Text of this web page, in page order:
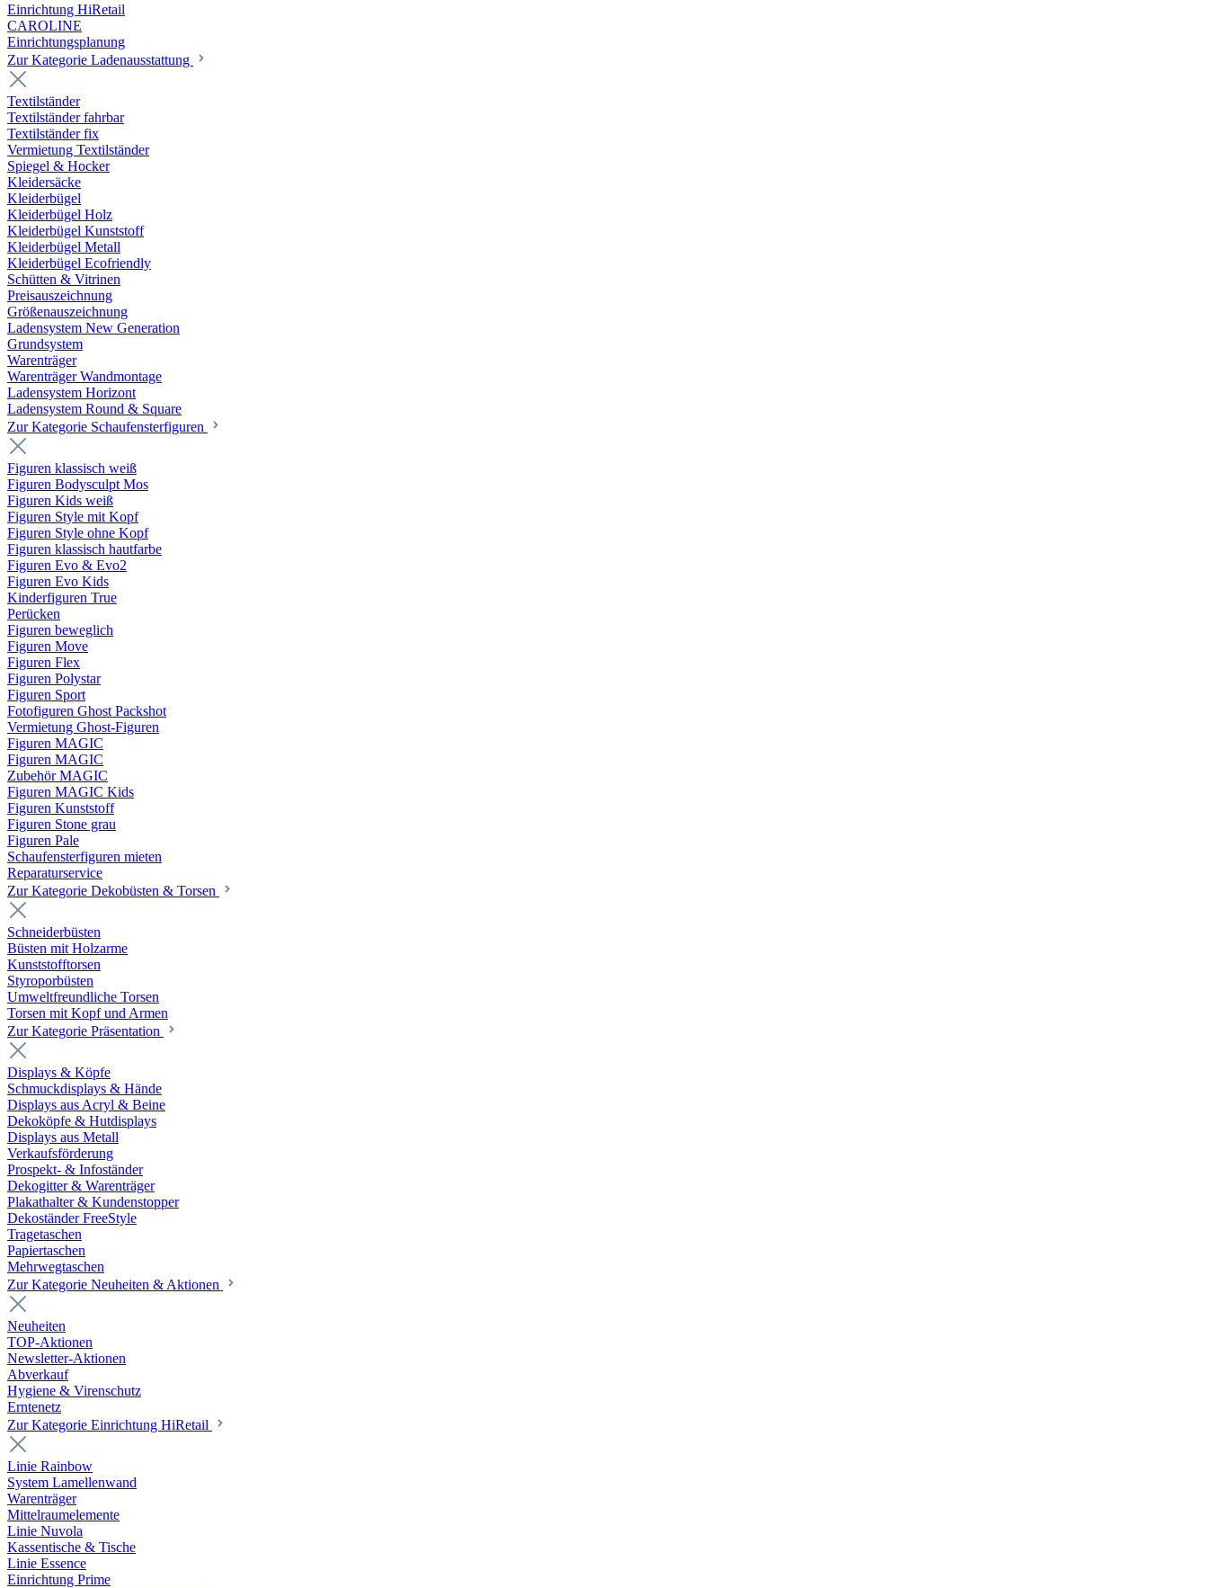
Einrichtung HiRetail
CAROLINE
Einrichtungsplanung
Zur Kategorie Laden­ausstattung
Textilständer
Textilständer fahrbar
Textilständer fix
Vermietung Textilständer
Spiegel & Hocker
Kleidersäcke
Kleiderbügel
Kleiderbügel Holz
Kleiderbügel Kunststoff
Kleiderbügel Metall
Kleiderbügel Ecofriendly
Schütten & Vitrinen
Preisauszeichnung
Größenauszeichnung
Ladensystem New Generation
Grundsystem
Warenträger
Warenträger Wandmontage
Ladensystem Horizont
Ladensystem Round & Square
Zur Kategorie Schaufenster­figuren
Figuren klassisch weiß
Figuren Bodysculpt Mos
Figuren Kids weiß
Figuren Style mit Kopf
Figuren Style ohne Kopf
Figuren klassisch hautfarbe
Figuren Evo & Evo2
Figuren Evo Kids
Kinderfiguren True
Perücken
Figuren beweglich
Figuren Move
Figuren Flex
Figuren Polystar
Figuren Sport
Fotofiguren Ghost Packshot
Vermietung Ghost-Figuren
Figuren MAGIC
Figuren MAGIC
Zubehör MAGIC
Figuren MAGIC Kids
Figuren Kunststoff
Figuren Stone grau
Figuren Pale
Schaufensterfiguren mieten
Reparaturservice
Zur Kategorie Dekobüsten & Torsen
Schneiderbüsten
Büsten mit Holzarme
Kunststofftorsen
Styroporbüsten
Umweltfreundliche Torsen
Torsen mit Kopf und Armen
Zur Kategorie Präsentation
Displays & Köpfe
Schmuckdisplays & Hände
Displays aus Acryl & Beine
Dekoköpfe & Hutdisplays
Displays aus Metall
Verkaufsförderung
Prospekt- & Infoständer
Dekogitter & Warenträger
Plakathalter & Kundenstopper
Dekoständer FreeStyle
Tragetaschen
Papiertaschen
Mehrwegtaschen
Zur Kategorie Neuheiten & Aktionen
Neuheiten
TOP-Aktionen
Newsletter-Aktionen
Abverkauf
Hygiene & Virenschutz
Erntenetz
Zur Kategorie Einrichtung HiRetail
Linie Rainbow
System Lamellenwand
Warenträger
Mittelraumelemente
Linie Nuvola
Kassentische & Tische
Linie Essence
Einrichtung Prime